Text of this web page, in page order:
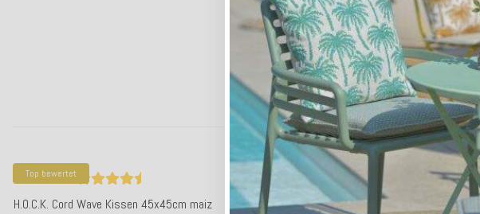
Weitere
Top bewertet
H.O.C.K. Cord Wave Kissen 45x45cm maiz
Top bewertet
H.O.C.K. Cord Wave Matratzenkissen
Top